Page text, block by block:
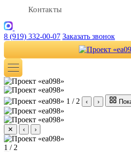
Контакты
8 (919) 332-00-07 Заказать звонок
1 / 2 ‹ ›
✕ ‹ ›
1 / 2